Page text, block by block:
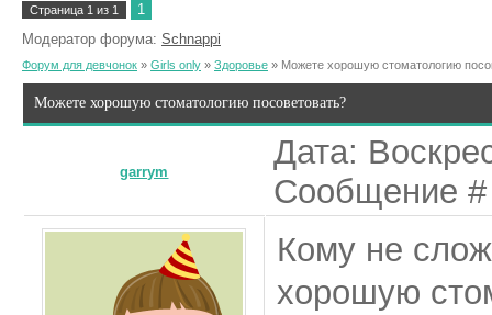
Страница 1 из 1
1
Модератор форума: Schnappi
Форум для девчонок » Girls only » Здоровье » Можете хорошую стоматологию
Можете хорошую стоматологию посоветовать?
garrym
Дата:
Сообщение
Кому не
хорошую